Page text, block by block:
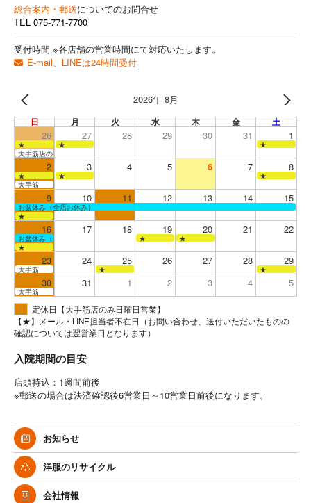
総合案内・郵送についてのお問合せ
TEL 075-771-7700
受付時間 ※各店舗の営業時間にて対応いたします。
E-mail、LINEは24時間受付
2026年 8月
日 月 火 水 木 金 土
26 27 28 29 30 31 1
★ ★
★
大手筋店のみ営業
2 3 4 5 6 7 8
★ ★
★
大手筋
9 10 11 12 13 14 15
お盆休み（全店お休み）
★
16 17 18 19 20 21 22
お盆休み（全店お休み） ★
★
★
23 24 25 26 27 28 29
大手筋 ★ ★
30 31 1 2 3 4 5
大手筋
定休日【大手筋店のみ日曜日営業】
【★】メール・LINE担当者不在日（お問い合わせ、送付いただいたものの
確認については翌営業日となります）
入院期間の目安
店頭持込：1週間前後
※郵送の場合は決済確認後6営業日～10営業日前後になります。
お知らせ
洋服のリサイクル
会社情報